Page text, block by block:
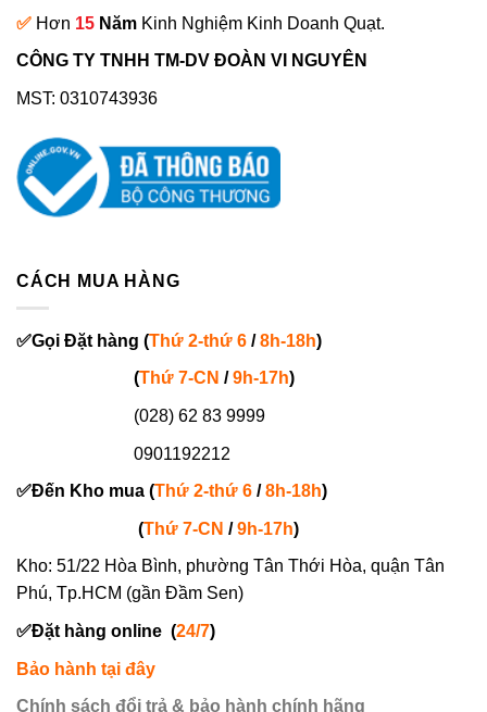
✅ Hơn 15 Năm Kinh Nghiệm Kinh Doanh Quạt.
CÔNG TY TNHH TM-DV ĐOÀN VI NGUYÊN
MST: 0310743936
CÁCH MUA HÀNG
✅Gọi Đặt hàng (Thứ 2-thứ 6 /8h-18h)
(Thứ 7-CN / 9h-17h)
(028) 62 83 9999
0901192212
✅Đến Kho mua (Thứ 2-thứ 6 /8h-18h)
(Thứ 7-CN /9h-17h)
Kho: 51/22 Hòa Bình, phường Tân Thới Hòa, quận Tân
Phú, Tp.HCM (gần Đầm Sen)
✅Đặt hàng online (24/7)
Bảo hành tại đây
Chính sách đổi trả & bảo hành chính hãng